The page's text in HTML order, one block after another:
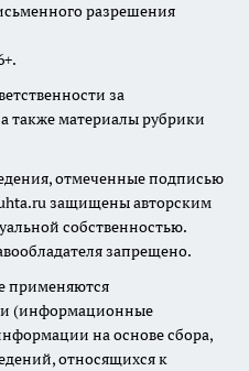
разрешения
за
также материалы рубрики
отмеченные подписью
защищены авторским
собственностью.
запрещено.
применяются
(информационные
на основе сбора,
относящихся к